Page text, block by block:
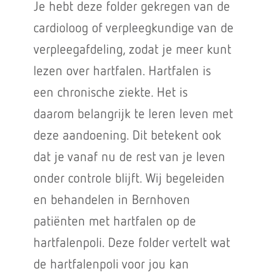
Je hebt deze folder gekregen van de
cardioloog of verpleegkundige van de
verpleegafdeling, zodat je meer kunt
lezen over hartfalen. Hartfalen is
een chronische ziekte. Het is
daarom belangrijk te leren leven met
deze aandoening. Dit betekent ook
dat je vanaf nu de rest van je leven
onder controle blijft. Wij begeleiden
en behandelen in Bernhoven
patiënten met hartfalen op de
hartfalenpoli. Deze folder vertelt wat
de hartfalenpoli voor jou kan